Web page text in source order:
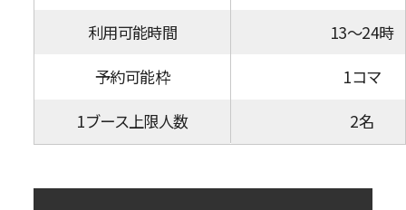
利用可能時間
予約可能枠
1ブース上限人数
13～24時
1コマ
2名